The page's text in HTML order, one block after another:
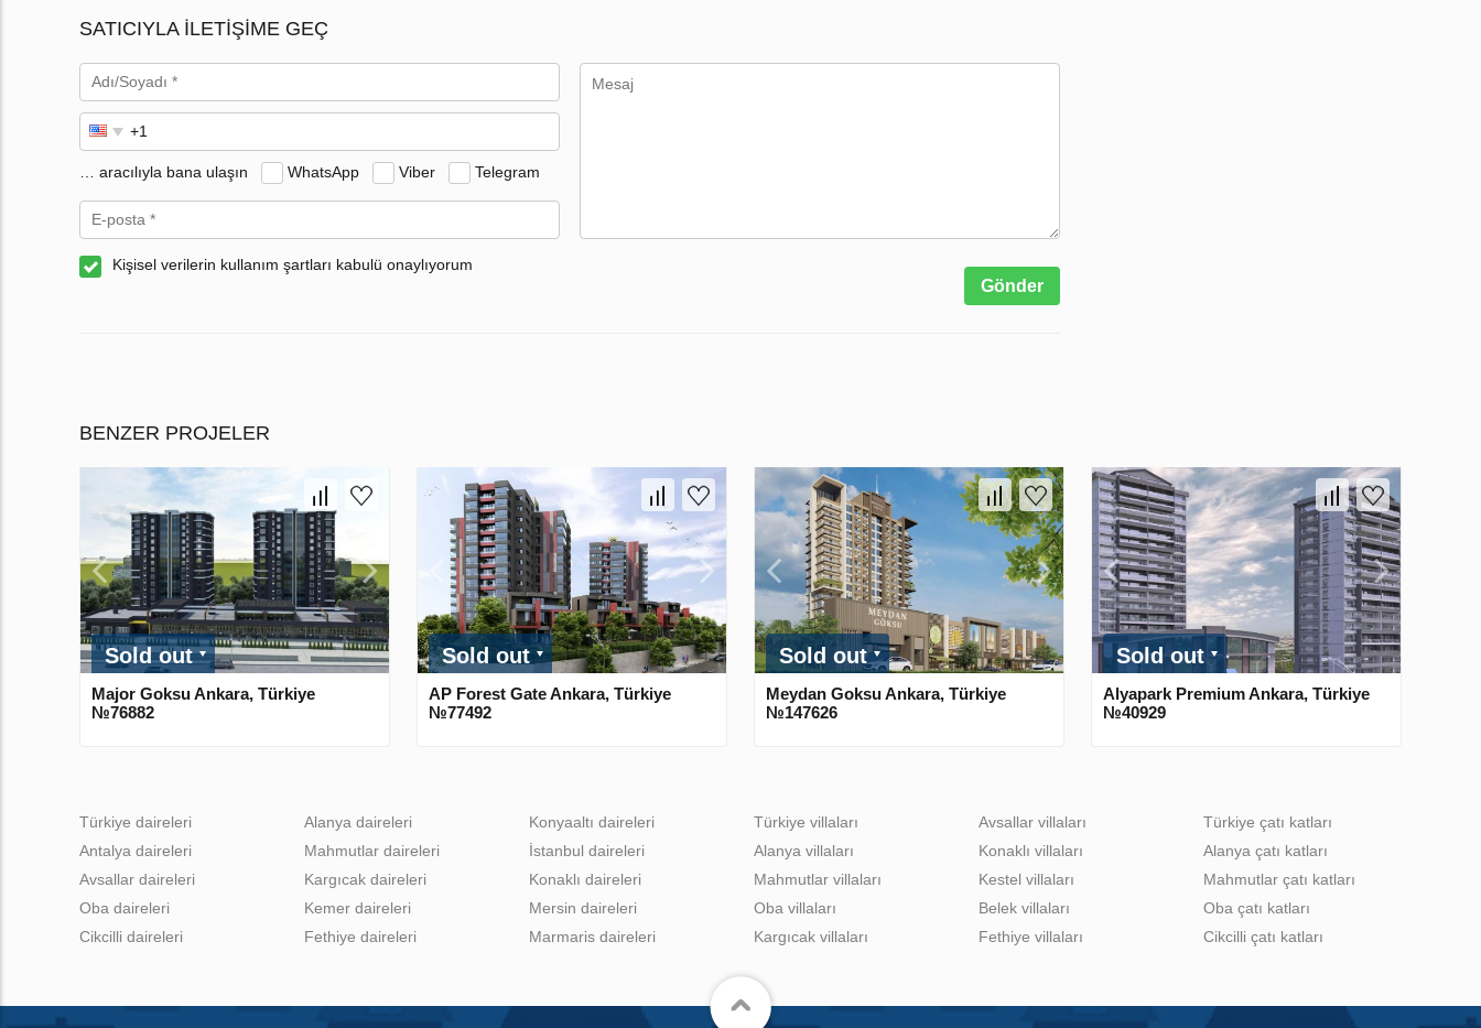
SATICIYLA ILETIŞIME GEÇ
… aracılıyla bana ulaşın WhatsApp Viber Telegram
Kişisel verilerin kullanım şartları kabulü onaylıyorum
Gönder
BENZER PROJELER
Sold out
Major Goksu Ankara, Türkiye
№76882
Sold out
AP Forest Gate Ankara, Türkiye
№77492
Sold out
Meydan Goksu Ankara, Türkiye
№147626
Sold out
Alyapark Premium Ankara, Türkiye
№40929
Türkiye daireleri
Antalya daireleri
Avsallar daireleri
Oba daireleri
Cikcilli daireleri
Alanya daireleri
Mahmutlar daireleri
Kargıcak daireleri
Kemer daireleri
Fethiye daireleri
Konyaaltı daireleri
İstanbul daireleri
Konaklı daireleri
Mersin daireleri
Marmaris daireleri
Türkiye villaları
Alanya villaları
Mahmutlar villaları
Oba villaları
Kargıcak villaları
Avsallar villaları
Konaklı villaları
Kestel villaları
Belek villaları
Fethiye villaları
Türkiye çatı katları
Alanya çatı katları
Mahmutlar çatı katları
Oba çatı katları
Cikcilli çatı katları